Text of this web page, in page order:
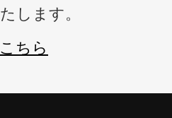
します。
ちら